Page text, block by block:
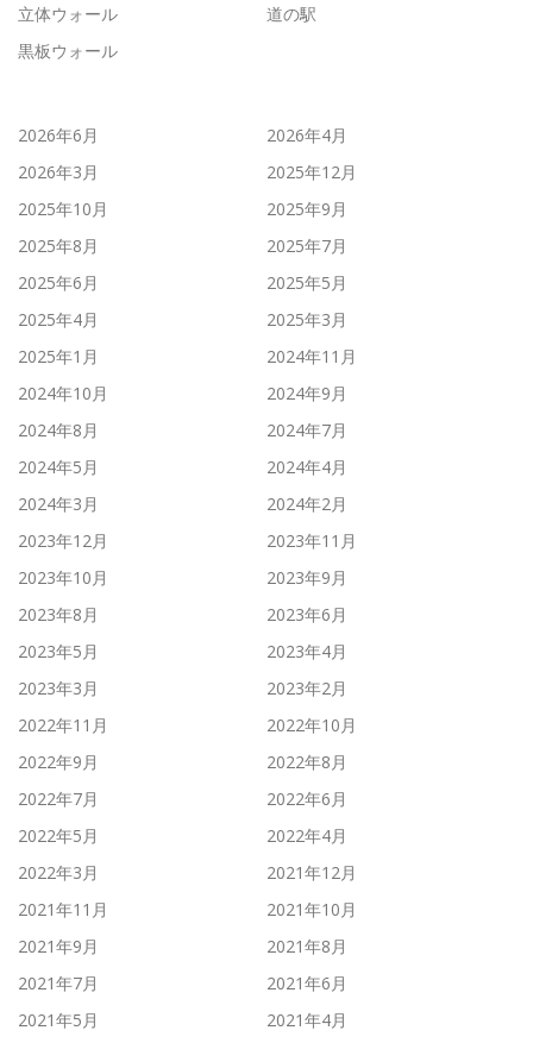
立体ウォール
道の駅
黒板ウォール
2026年6月
2026年4月
2026年3月
2025年12月
2025年10月
2025年9月
2025年8月
2025年7月
2025年6月
2025年5月
2025年4月
2025年3月
2025年1月
2024年11月
2024年10月
2024年9月
2024年8月
2024年7月
2024年5月
2024年4月
2024年3月
2024年2月
2023年12月
2023年11月
2023年10月
2023年9月
2023年8月
2023年6月
2023年5月
2023年4月
2023年3月
2023年2月
2022年11月
2022年10月
2022年9月
2022年8月
2022年7月
2022年6月
2022年5月
2022年4月
2022年3月
2021年12月
2021年11月
2021年10月
2021年9月
2021年8月
2021年7月
2021年6月
2021年5月
2021年4月